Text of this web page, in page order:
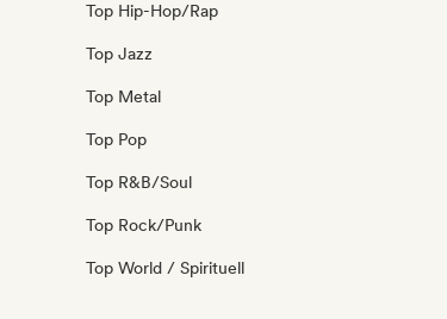
Top Hip-Hop/Rap
Top Jazz
Top Metal
Top Pop
Top R&B/Soul
Top Rock/Punk
Top World / Spirituell